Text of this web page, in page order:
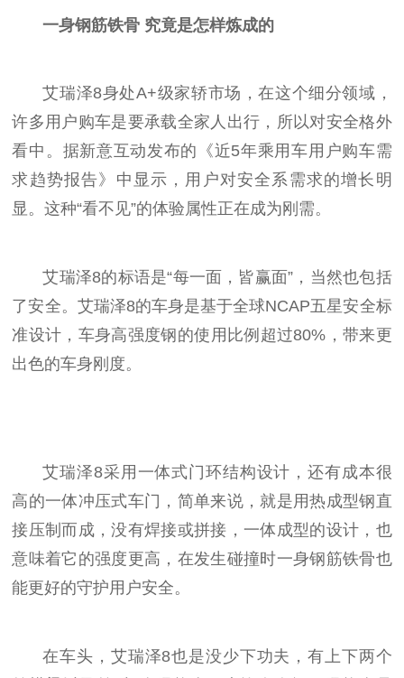
一身钢筋铁骨 究竟是怎样炼成的
艾瑞泽8身处A+级家轿市场，在这个细分领域，
许多用户购车是要承载全家人出行，所以对安全格外
看中。据新意互动发布的《近5年乘用车用户购车需
求趋势报告》中显示，用户对安全系需求的增长明
显。这种“看不见”的体验属性正在成为刚需。
艾瑞泽8的标语是“每一面，皆赢面”，当然也包括
了安全。艾瑞泽8的车身是基于全球NCAP五星安全标
准设计，车身高强度钢的使用比例超过80%，带来更
出色的车身刚度。
艾瑞泽8采用一体式门环结构设计，还有成本很
高的一体冲压式车门，简单来说，就是用热成型钢直
接压制而成，没有焊接或拼接，一体成型的设计，也
意味着它的强度更高，在发生碰撞时一身钢筋铁骨也
能更好的守护用户安全。
在车头，艾瑞泽8也是没少下功夫，有上下两个